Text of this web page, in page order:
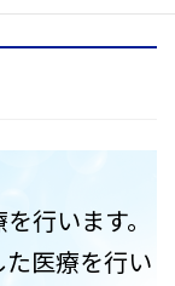
行います。
医療を行い